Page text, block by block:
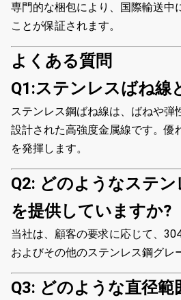
専門的な梱包により、国際輸送中
ことが保証されます。
よくある質問
Q1:ステンレスばね線
ステンレス鋼ばね線は、ばねや弾
設計された高強度金属線です。優
を発揮します。
Q2: どのようなステ
を提供していますか?
当社は、顧客の要求に応じて、
およびその他のステンレス鋼グレ
Q3: どのような直径範